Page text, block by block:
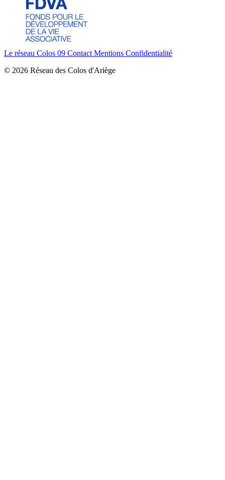
Le réseau Colos 09 Contact Mentions Confidentialité
© 2026 Réseau des Colos d'Ariège